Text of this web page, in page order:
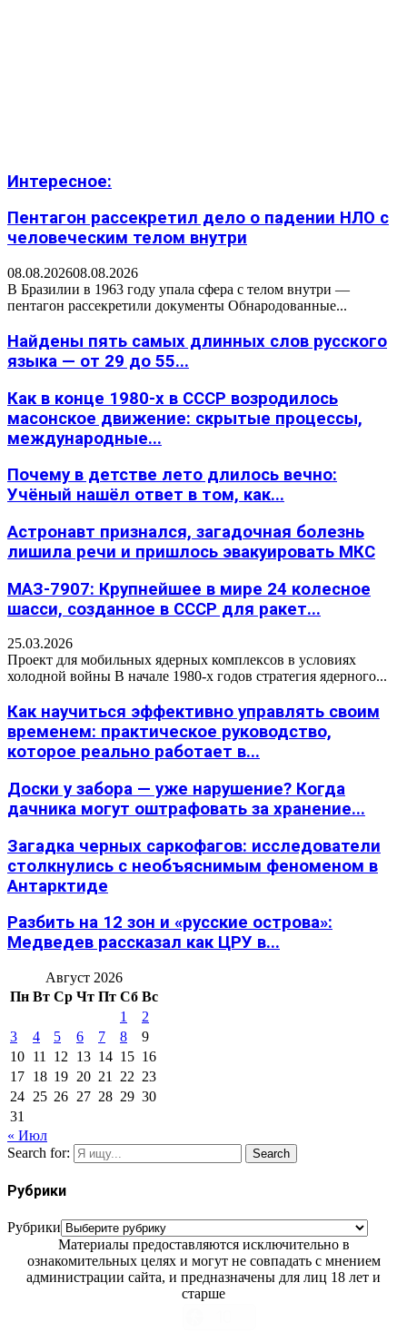
Интересное:
Пентагон рассекретил дело о падении НЛО с
человеческим телом внутри
08.08.202608.08.2026
В Бразилии в 1963 году упала сфера с телом внутри —
пентагон рассекретили документы Обнародованные...
Найдены пять самых длинных слов русского
языка — от 29 до 55...
Как в конце 1980-х в СССР возродилось
масонское движение: скрытые процессы,
международные...
Почему в детстве лето длилось вечно:
Учёный нашёл ответ в том, как...
Астронавт признался, загадочная болезнь
лишила речи и пришлось эвакуировать МКС
МАЗ-7907: Крупнейшее в мире 24 колесное
шасси, созданное в СССР для ракет...
25.03.2026
Проект для мобильных ядерных комплексов в условиях
холодной войны В начале 1980-х годов стратегия ядерного...
Как научиться эффективно управлять своим
временем: практическое руководство,
которое реально работает в...
Доски у забора — уже нарушение? Когда
дачника могут оштрафовать за хранение...
Загадка черных саркофагов: исследователи
столкнулись с необъяснимым феноменом в
Антарктиде
Разбить на 12 зон и «русские острова»:
Медведев рассказал как ЦРУ в...
Август 2026
Пн Вт Ср Чт Пт Сб Вс
1
2
3
4 5 6 7 8
9
10 11 12 13 14 15 16
17 18 19 20 21 22 23
24 25 26 27 28 29 30
31
« Июл
Search for:
Search
Рубрики
Рубрики
Материалы предоставляются исключительно в
ознакомительных целях и могут не совпадать с мнением
администрации сайта, и предназначены для лиц 18 лет и
старше